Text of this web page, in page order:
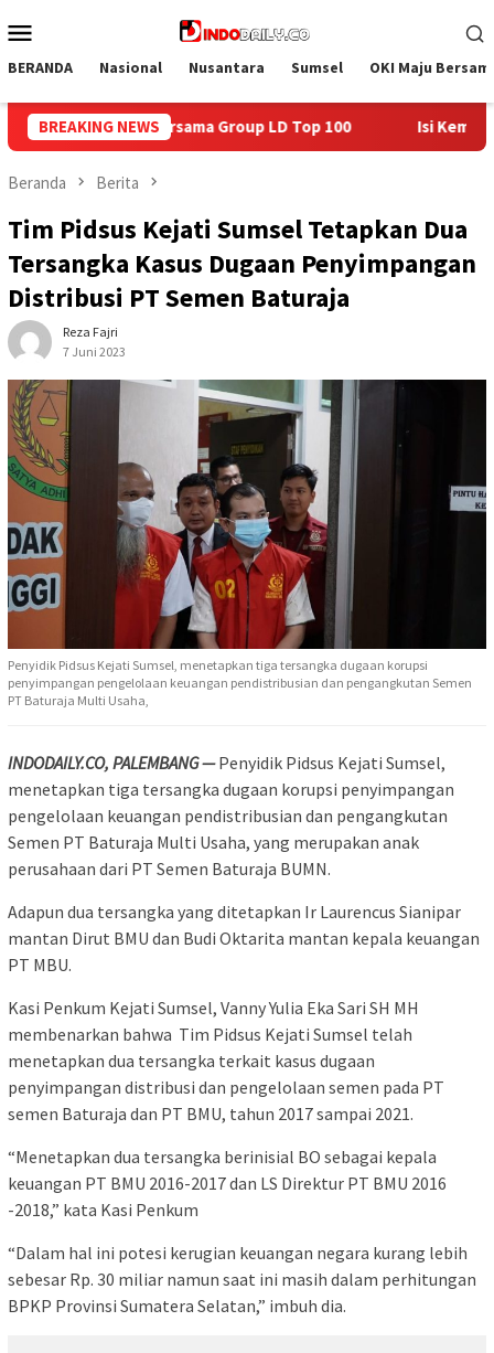
ke
Mobile
BERANDA Nasional Nusantara Sumsel OKI Maju
BREAKING NEWS
100 Isi Kemerdekaan dengan Kepedulian, Lapas
Beranda Berita
Tim Pidsus Kejati Sumsel Tetapkan Dua
Tersangka Kasus Dugaan Penyimpangan
Distribusi PT Semen Baturaja
Reza Fajri
7 Juni 2023
Penyidik Pidsus Kejati Sumsel, menetapkan tiga tersangka dugaan korupsi
penyimpangan pengelolaan keuangan pendistribusian dan pengangkutan Semen
PT Baturaja Multi Usaha,
INDODAILY.CO, PALEMBANG —Penyidik Pidsus Kejati Sumsel,
menetapkan tiga tersangka dugaan korupsi penyimpangan
pengelolaan keuangan pendistribusian dan pengangkutan
Semen PT Baturaja Multi Usaha, yang merupakan anak
perusahaan dari PT Semen Baturaja BUMN.
Adapun dua tersangka yang ditetapkan Ir Laurencus Sianipar
mantan Dirut BMU dan Budi Oktarita mantan kepala keuangan
PT MBU.
Kasi Penkum Kejati Sumsel, Vanny Yulia Eka Sari SH MH
membenarkan bahwa Tim Pidsus Kejati Sumsel telah
menetapkan dua tersangka terkait kasus dugaan
penyimpangan distribusi dan pengelolaan semen pada PT
semen Baturaja dan PT BMU, tahun 2017 sampai 2021.
“Menetapkan dua tersangka berinisial BO sebagai kepala
keuangan PT BMU 2016-2017 dan LS Direktur PT BMU 2016
-2018,” kata Kasi Penkum
“Dalam hal ini potesi kerugian keuangan negara kurang lebih
sebesar Rp. 30 miliar namun saat ini masih dalam perhitungan
BPKP Provinsi Sumatera Selatan,” imbuh dia.